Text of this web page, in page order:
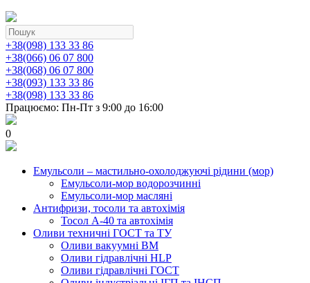
+38(098) 133 33 86
+38(066) 06 07 800
+38(068) 06 07 800
+38(093) 133 33 86
+38(098) 133 33 86
Працюємо: Пн-Пт з 9:00 до 16:00
0
Емульсоли – мастильно-охолоджуючі рідини (мор)
Емульсоли-мор водорозчинні
Емульсоли-мор масляні
Антифризи, тосоли та автохімія
Тосол А-40 та автохімія
Оливи техничні ГОСТ та ТУ
Оливи вакуумні ВМ
Оливи гідравлічні HLP
Оливи гідравлічні ГОСТ